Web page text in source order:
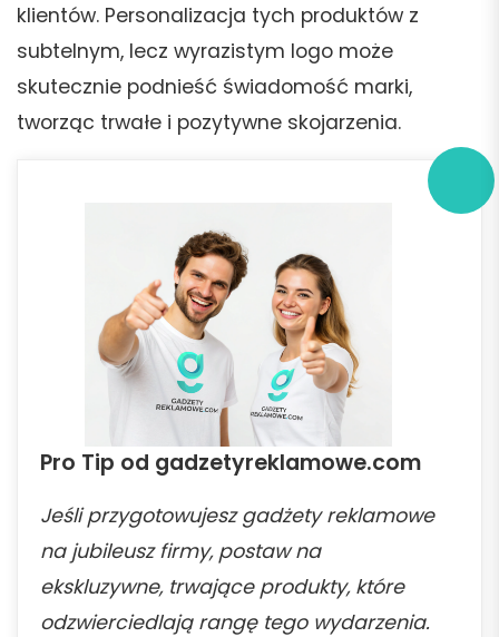
klientów. Personalizacja tych produktów z
subtelnym, lecz wyrazistym logo może
skutecznie podnieść świadomość marki,
tworząc trwałe i pozytywne skojarzenia.
Pro Tip od gadzetyreklamowe.com
Jeśli przygotowujesz gadżety reklamowe
na jubileusz firmy, postaw na
ekskluzywne, trwające produkty, które
odzwierciedlają rangę tego wydarzenia.